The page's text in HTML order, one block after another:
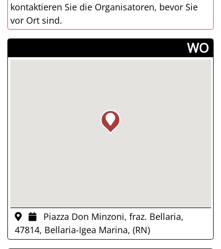
kontaktieren Sie die Organisatoren, bevor Sie
vor Ort sind.
­WO
Piazza Don Minzoni, fraz. Bellaria,
47814, Bellaria-Igea Marina, (RN)